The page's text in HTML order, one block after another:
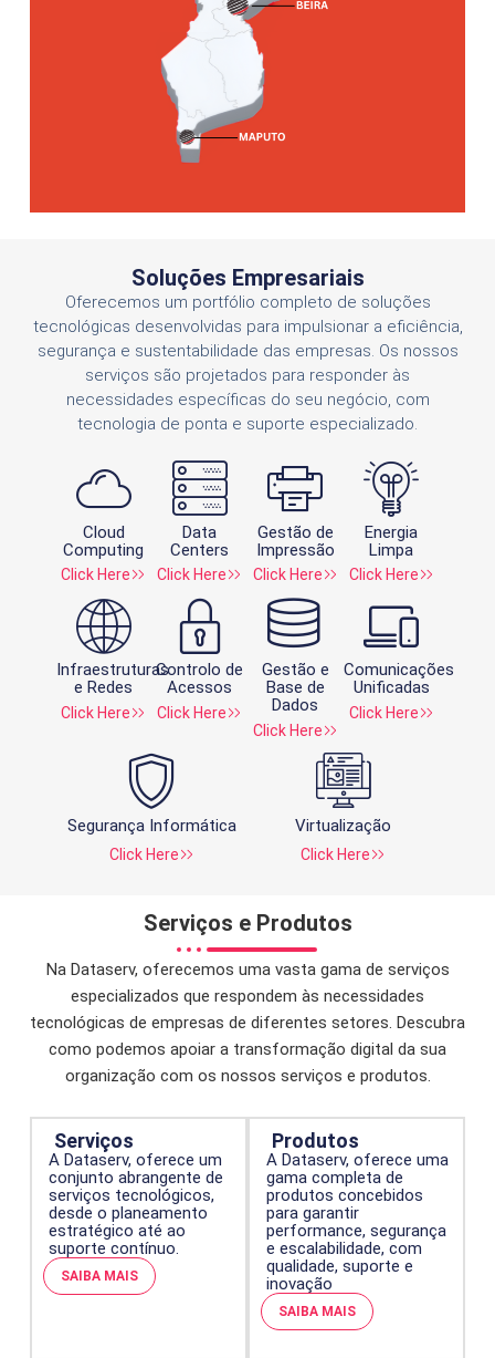
Soluções Empresariais
Oferecemos um portfólio completo de soluções
tecnológicas desenvolvidas para impulsionar a eficiência,
segurança e sustentabilidade das empresas. Os nossos
serviços são projetados para responder às
necessidades específicas do seu negócio, com
tecnologia de ponta e suporte especializado.
Cloud
Computing
Click Here
Data
Centers
Click Here
Gestão de
Impressão
Click Here
Energia
Limpa
Click Here
Infraestruturas
e Redes
Click Here
Controlo de
Acessos
Click Here
Gestão e
Base de
Dados
Click Here
Comunicações
Unificadas
Click Here
Segurança Informática
Click Here
Virtualização
Click Here
Serviços e Produtos
Na Dataserv, oferecemos uma vasta gama de serviços
especializados que respondem às necessidades
tecnológicas de empresas de diferentes setores. Descubra
como podemos apoiar a transformação digital da sua
organização com os nossos serviços e produtos.
Serviços
A Dataserv, oferece um
conjunto abrangente de
serviços tecnológicos,
desde o planeamento
estratégico até ao
suporte contínuo.
SAIBA MAIS
Produtos
A Dataserv, oferece uma
gama completa de
produtos concebidos
para garantir
performance, segurança
e escalabilidade, com
qualidade, suporte e
inovação
SAIBA MAIS